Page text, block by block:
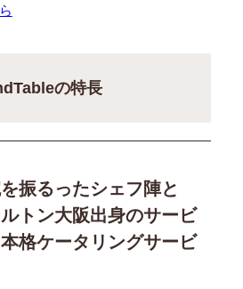
の特長
振るったシェフ陣と
トン大阪出身のサービ
格ケータリングサービ